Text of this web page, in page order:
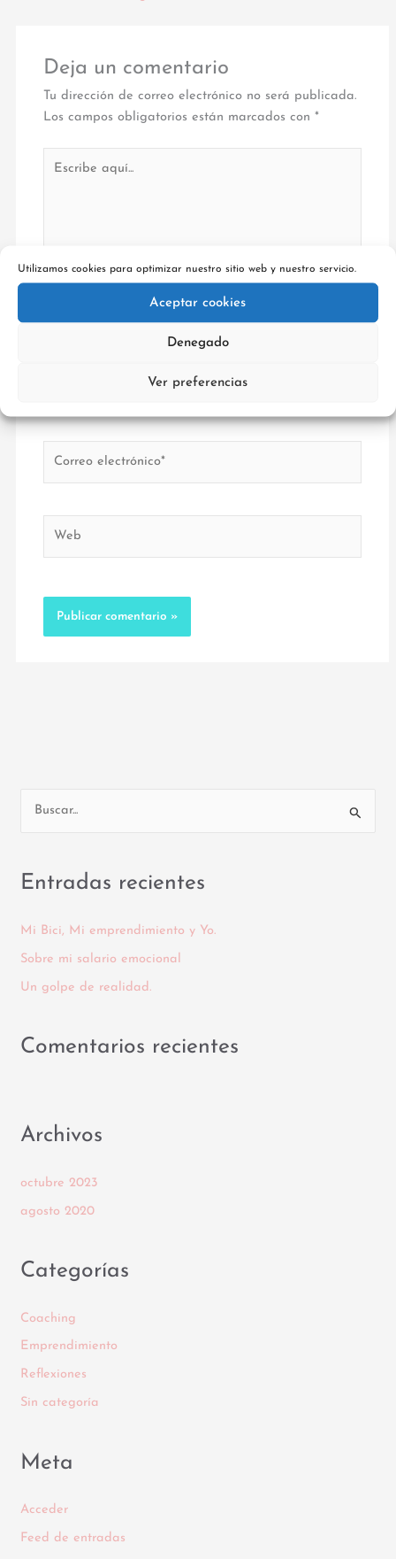
Utilizamos cookies para optimizar nuestro sitio web y nuestro servicio.
Aceptar cookies
Denegado
Ver preferencias
c
o
:
Entradas recientes
Mi Bici, Mi emprendimiento y Yo.
Sobre mi salario emocional
Un golpe de realidad.
Comentarios recientes
Archivos
octubre 2023
agosto 2020
Categorías
Coaching
Emprendimiento
Reflexiones
Sin categoría
Meta
Acceder
Feed de entradas
Deja un comentario
Tu dirección de correo electrónico no será publicada.
Los campos obligatorios están marcados con*